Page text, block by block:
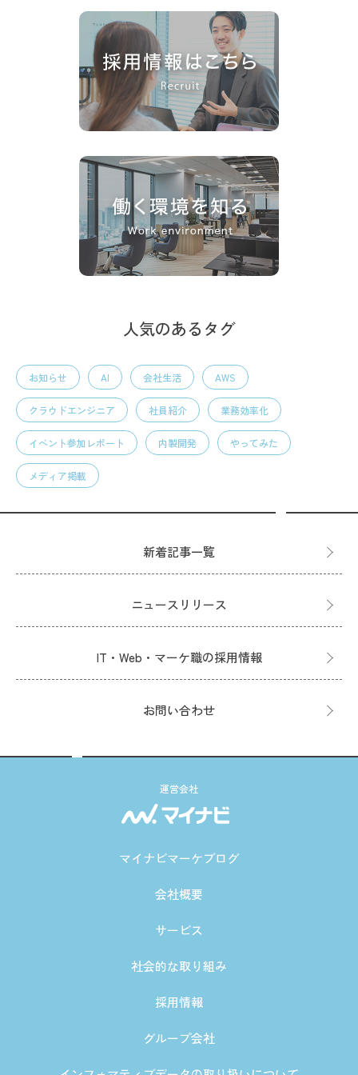
人気のあるタグ
お知らせ AI 会社生活 AWS
クラウドエンジニア 社員紹介 業務効率化
イベント参加レポート 内製開発 やってみた
メディア掲載
新着記事一覧
ニュースリリース
IT・Web・マーケ職の採用情報
お問い合わせ
運営会社
マイナビマーケブログ
会社概要
サービス
社会的な取り組み
採用情報
グループ会社